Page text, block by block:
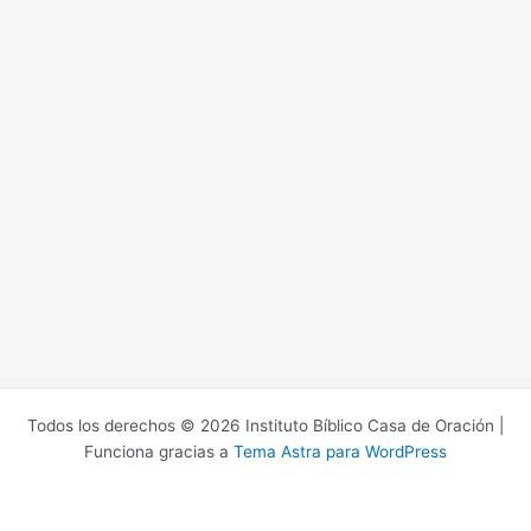
Todos los derechos © 2026 Instituto Bíblico Casa de Oración |
Funciona gracias a Tema Astra para WordPress